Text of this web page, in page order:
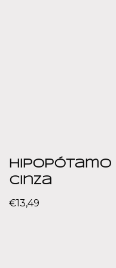
Hipopótamo
Cinza
€13,49